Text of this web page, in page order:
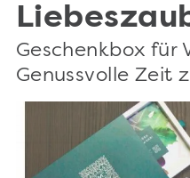
Geschenkbox für
Genussvolle Zeit